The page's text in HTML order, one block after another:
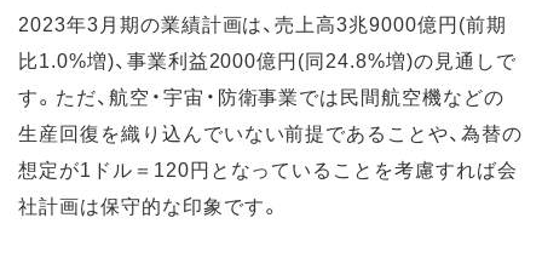
2023年3月期の業績計画は、売上高3兆9000億円(前期
比1.0%増)、事業利益2000億円(同24.8%増)の見通しで
す。ただ、航空・宇宙・防衛事業では民間航空機などの
生産回復を織り込んでいない前提であることや、為替の
想定が1ドル＝120円となっていることを考慮すれば会
社計画は保守的な印象です。